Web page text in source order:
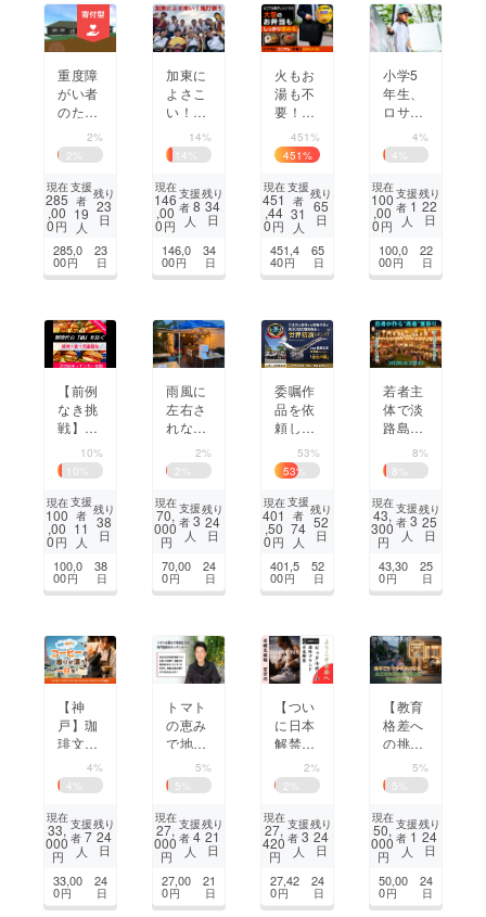
重度障
がい者
のため
ループ
ホーム
「こば
との
家」を
稲美町
につく
りたい
2%
2
現在
285
,00
0円
支援
者
19
人
残り
23
日
285,0
00円
23
日
加東に
よさこ
い！鬼
灯祭り
14%
14
現在
146
,00
0円
支援
者8
人
残り
34
日
146,0
00円
34
日
火もお
湯も不
要！大
型弁当
や丼も
80度で
温め持
ち運べ
る「ど
こでも
電子レ
ンジBI
451%
451%
現在
451
,44
0円
支援
者
31
人
残り
65
日
451,4
40円
65
日
小学5
年生、
ロサン
ゼルス
で世界
を目指
すス
ケー
ター挑
4%
4
現在
100
,00
0円
支援
者1
人
残り
22
日
100,0
00円
22
日
【前例
なき挑
戦】高
校中退
から児
童福祉
へ！浮
世絵
バー
仕掛け
る子ど
10%
10
現在
100
,00
0円
支援
者
11
人
残り
38
日
100,0
00円
38
日
雨風に
左右さ
れない
で、お
客様と
子ども
たちに
毎日
ンを。
2%
2
現在
70,
000
円
支援
者3
人
残り
24
日
70,00
0円
24
日
委嘱作
品を依
頼し、
第30回
定期演
奏会で
初演演
奏を行
いた
53%
53%
現在
401
,50
0円
支援
者
74
人
残り
52
日
401,5
00円
52
日
若者主
体で淡
路島の
夜を盛
り上げ
る。育
波青春
夏祭り
開催！
8%
8
現在
43,
300
円
支援
者3
人
残り
25
日
43,30
0円
25
日
【神
戸】珈
琲文化
発祥の
地で
「コー
ヒー×
エンタ
メ」の
トを開
催した
4%
4
現在
33,
000
円
支援
者7
人
残り
24
日
33,00
0円
24
日
トマト
の恵み
で地域
を元気
に！専
門農家
のキッ
チン
カー！
5%
5
現在
27,
000
円
支援
者4
人
残り
21
日
27,00
0円
21
日
【つい
に日本
解禁】
ピック
ルボー
ルブラ
ンドと
ともに
地域ス
を盛り
上げよ
2%
2
現在
27,
420
円
支援
者3
人
残り
24
日
27,42
0円
24
日
【教育
格差へ
の挑
戦】赤
字でも
守る子
供の安
全。自
立を育
自習室
に電飾
5%
5
現在
50,
000
円
支援
者1
人
残り
24
日
50,00
0円
24
日